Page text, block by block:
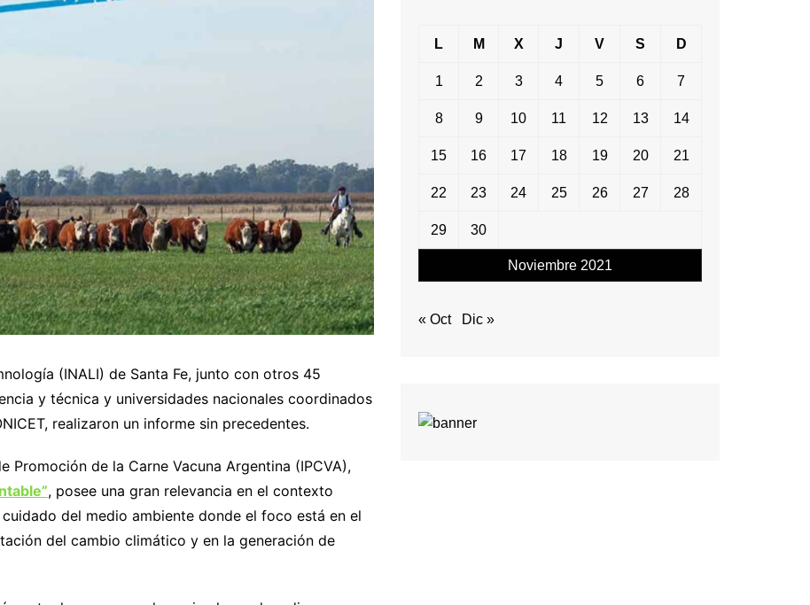
(INALI) de Santa Fe, junto con otros 45
y técnica y universidades nacionales coordinados
realizaron un informe sin precedentes.
de la Carne Vacuna Argentina (IPCVA),
, posee una gran relevancia en el contexto
del medio ambiente donde el foco está en el
del cambio climático y en la generación de
Noviembre 2021
L M X J V S D
1 2 3 4 5 6 7
8 9 10 11 12 13 14
15 16 17 18 19 20 21
22 23 24 25 26 27 28
29 30
« Oct Dic »